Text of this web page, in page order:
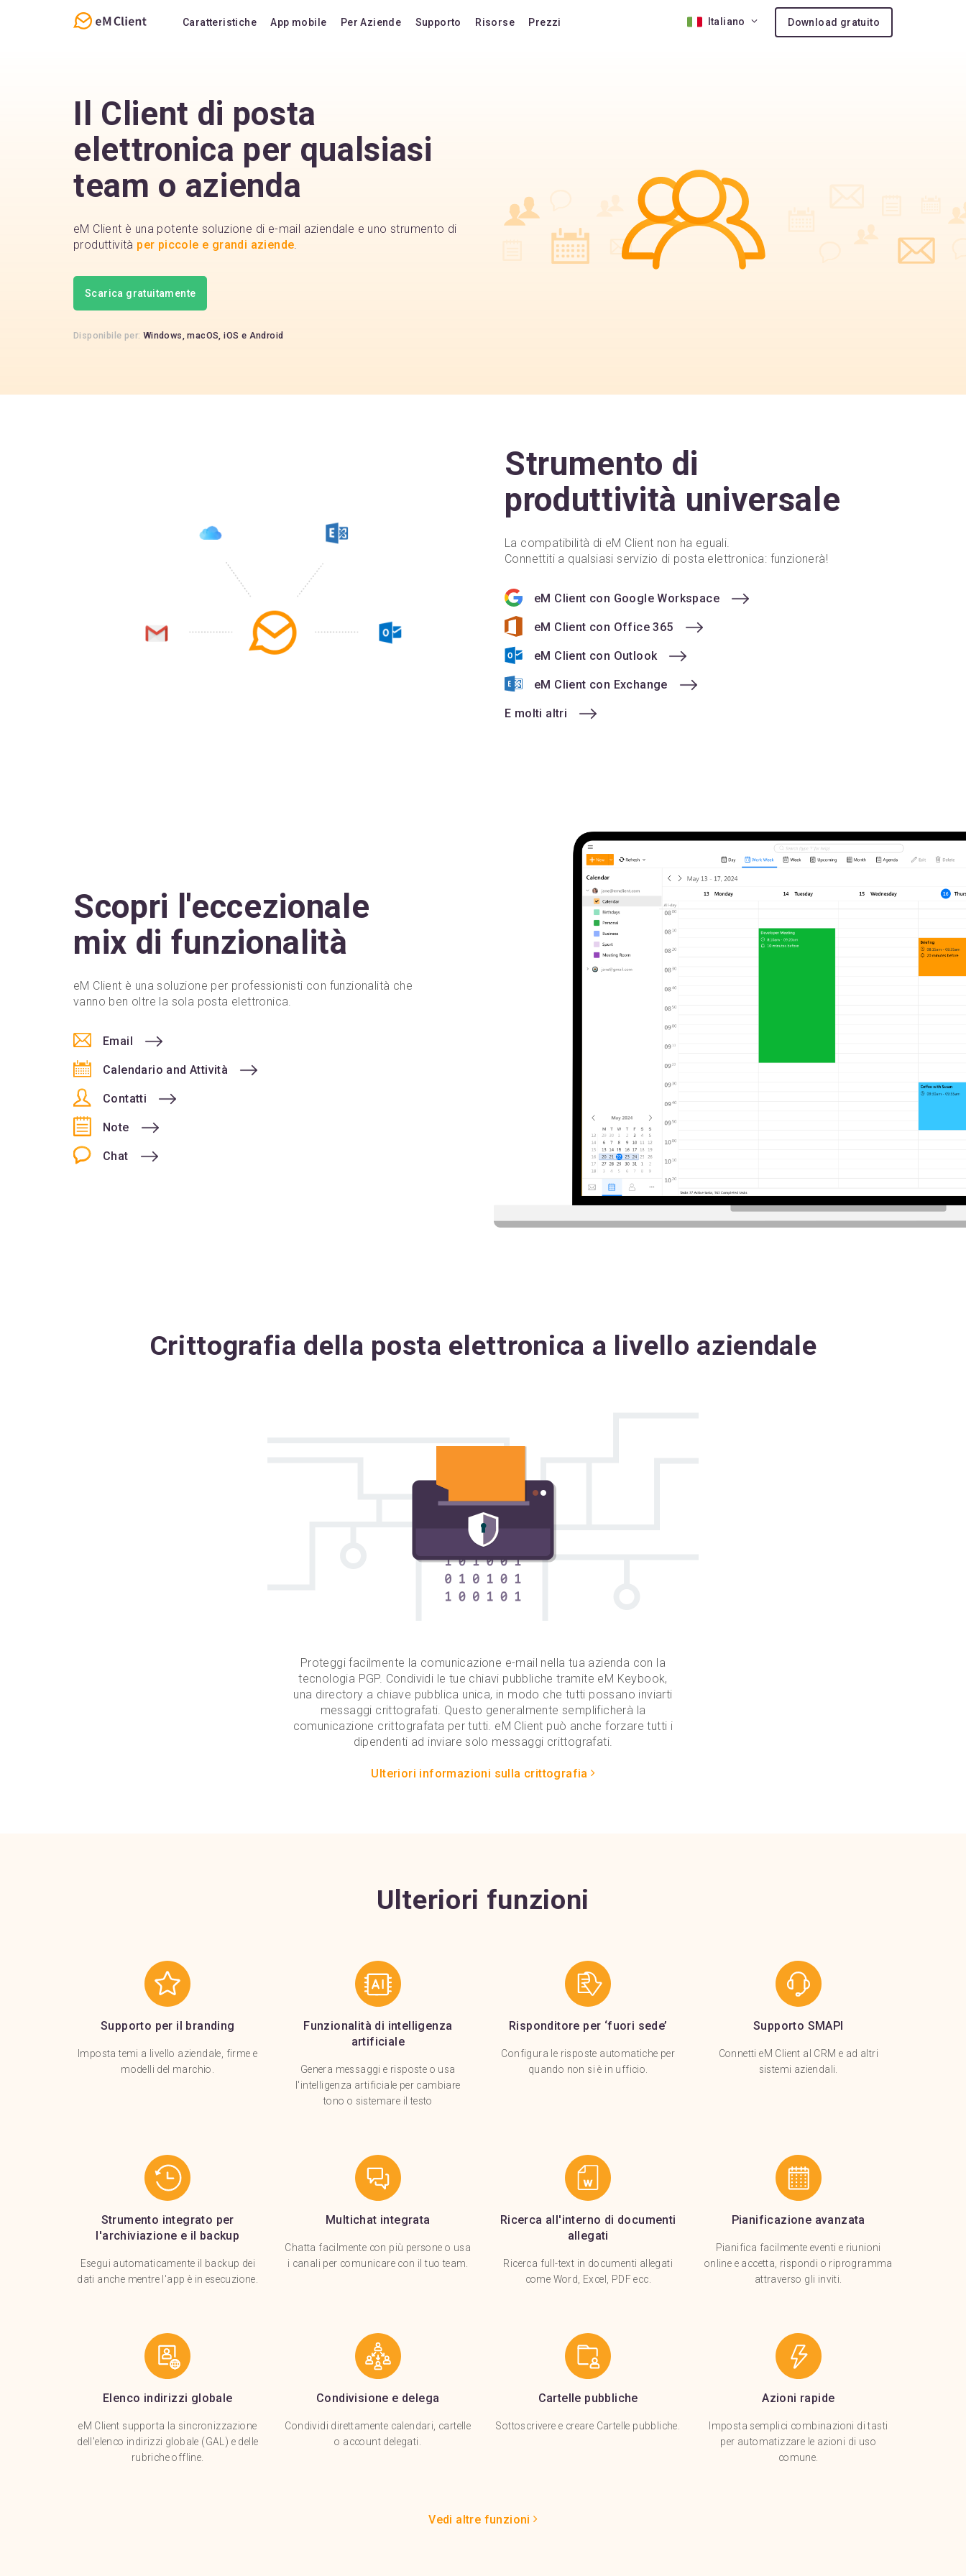
Caratteristiche
Calendario e Attività
Note
Chat
App mobile
Domande frequenti
Per Aziende Supporto Risorse
Compatibilità
Confronta con altri prodotti
Prezzi
Acquista AI Add-on
Acquista crediti AI extra
Italiano Download gratuito
Il Client di posta
elettronica per qualsiasi
team o azienda
eM Client è una potente soluzione di e-mail aziendale e uno strumento di
produttività per piccole e grandi aziende.
Scarica gratuitamente
Disponibile per: Windows, macOS, iOS e Android
Strumento di
produttività universale
La compatibilità di eM Client non ha eguali.
Connettiti a qualsiasi servizio di posta elettronica: funzionerà!
eM Client con Google Workspace
eM Client con Office 365
eM Client con Outlook
eM Client con Exchange
E molti altri
Scopri l'eccezionale
mix di funzionalità
eM Client è una soluzione per professionisti con funzionalità che
vanno ben oltre la sola posta elettronica.
Email
Calendario and Attività
Contatti
Note
Chat
Crittografia della posta elettronica a livello aziendale
Proteggi facilmente la comunicazione e-mail nella tua azienda con la
tecnologia PGP. Condividi le tue chiavi pubbliche tramite eM Keybook,
una directory a chiave pubblica unica, in modo che tutti possano inviarti
messaggi crittografati. Questo generalmente semplificherà la
comunicazione crittografata per tutti. eM Client può anche forzare tutti i
dipendenti ad inviare solo messaggi crittografati.
Ulteriori informazioni sulla crittografia
Ulteriori funzioni
Supporto per il branding
Imposta temi a livello aziendale, firme e
modelli del marchio.
Funzionalità di intelligenza
artificiale
Genera messaggi e risposte o usa
l'intelligenza artificiale per cambiare
tono o sistemare il testo
Risponditore per ‘fuori sede’
Configura le risposte automatiche per
quando non si è in ufficio.
Supporto SMAPI
Connetti eM Client al CRM e ad altri
sistemi aziendali.
Strumento integrato per
l'archiviazione e il backup
Esegui automaticamente il backup dei
dati anche mentre l'app è in esecuzione.
Multichat integrata
Chatta facilmente con più persone o usa
i canali per comunicare con il tuo team.
Ricerca all'interno di documenti
allegati
Ricerca full-text in documenti allegati
come Word, Excel, PDF ecc.
Pianificazione avanzata
Pianifica facilmente eventi e riunioni
online e accetta, rispondi o riprogramma
attraverso gli inviti.
Elenco indirizzi globale
eM Client supporta la sincronizzazione
dell'elenco indirizzi globale (GAL) e delle
rubriche offline.
Condivisione e delega
Condividi direttamente calendari, cartelle
o account delegati.
Cartelle pubbliche
Sottoscrivere e creare Cartelle pubbliche.
Azioni rapide
Imposta semplici combinazioni di tasti
per automatizzare le azioni di uso
comune.
Vedi altre funzioni